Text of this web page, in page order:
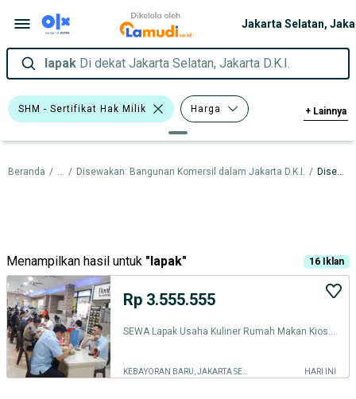
lapak Di dekat Jakarta Selatan, Jakarta D.K.I.
SHM - Sertifikat Hak Milik Harga
Luas Tanah Luas Bangunan
Sertifikasi
+ Lainnya
Beranda / ... / Disewakan: Bangunan Komersil dalam Jakarta D.K.I. / Disewakan: Bangunan Komersil dalam Jakarta Selatan
Menampilkan hasil untuk "lapak" 16 Iklan
Rp 3.555.555
HARI INI